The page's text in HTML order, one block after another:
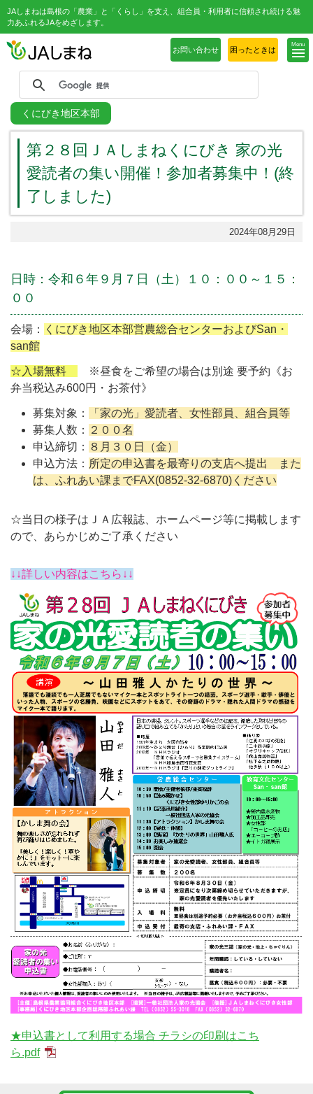
JAしまねは島根の「農業」と「くらし」を支え、組合員・利用者に信頼され続ける魅
力あふれるJAをめざします。
Menu
お問い合わせ 困ったときは
くにびき地区本部
第２８回ＪＡしまねくにびき 家の光
愛読者の集い開催！参加者募集中！(終
了しました)
2024年08月29日
日時：令和６年９月７日（土）１０：００～１５：
００
会場：
くにびき地区本部営農総合センターおよびSan・
san館
☆入場無料
※昼食をご希望の場合は別途 要予約《お
弁当税込み600円・お茶付》
募集対象：
「家の光」愛読者、女性部員、組合員等
募集人数：
２００名
申込締切： ８月３０日（金）
申込方法： 所定の申込書を最寄りの支店へ提出 また
は、ふれあい課までFAX(0852-32-6870)ください
☆当日の様子はＪＡ広報誌、ホームページ等に掲載します
ので、あらかじめご了承ください
↓↓詳しい内容はこちら↓↓
★申込書として利用する場合 チラシの印刷はこち
ら.pdf